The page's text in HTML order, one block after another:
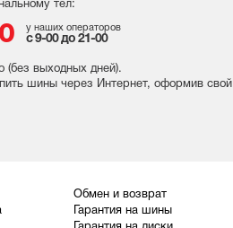
тел:
у наших операторов
с 9-00 до 21-00
(без выходных дней).
шины через Интернет, оформив свой
Обмен и возврат
Гарантия на шины